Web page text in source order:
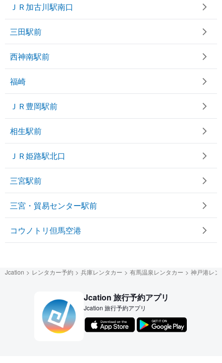
ＪＲ加古川駅南口
三田駅前
西神南駅前
福崎
ＪＲ豊岡駅前
相生駅前
ＪＲ姫路駅北口
三宮駅前
三宮・貿易センター駅前
コウノトリ但馬空港
Jcation レンタカー予約 兵庫レンタカー 有馬温泉レンタカー 神戸港レ
Jcation 旅行予約アプリ
Jcation 旅行予約アプリ